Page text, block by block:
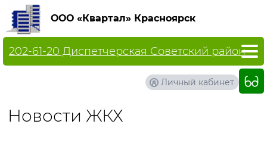
ООО «Квартал» Красноярск
202-61-20 Диспетчерская Советский район
Личный кабинет
Новости ЖКХ